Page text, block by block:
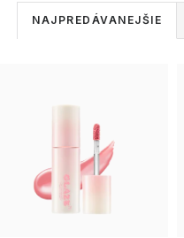
R
n
NAJPREDÁVANEJŠIE